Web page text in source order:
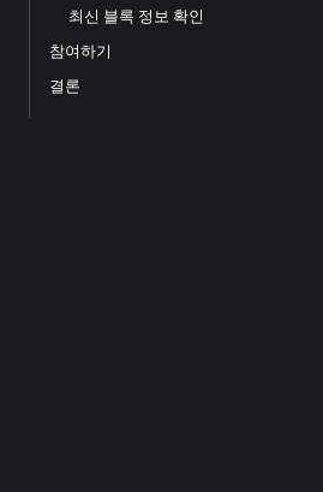
최신 블록 정보 확인
참여하기
결론